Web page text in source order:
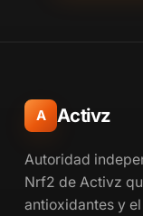
A Activz
Autoridad
Nrf2 de Activz
antioxidantes y